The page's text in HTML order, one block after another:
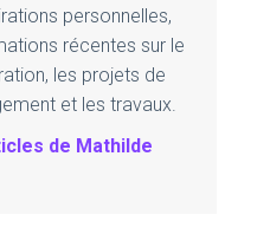
personnelles,
récentes sur le
les projets de
et les travaux.
de Mathilde